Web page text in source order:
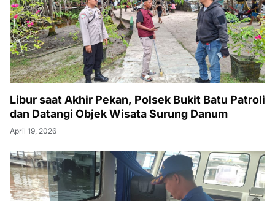
Libur saat Akhir Pekan, Polsek Bukit Batu Patroli
dan Datangi Objek Wisata Surung Danum
April 19, 2026